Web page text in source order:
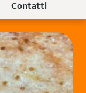
Contatti